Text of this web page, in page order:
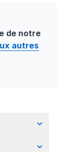
de notre
autres